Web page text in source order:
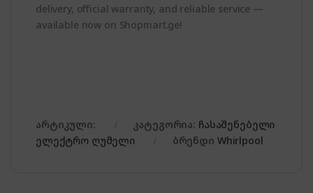
delivery, official warranty, and reliable service —
available now on Shopmart.ge!
არტიკული: კატეგორია: ჩასაშენებელი
ელექტრო ღუმელი
ბრენდი Whirlpool